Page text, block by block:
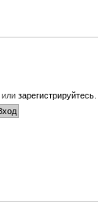
илизарегистрируйтесь